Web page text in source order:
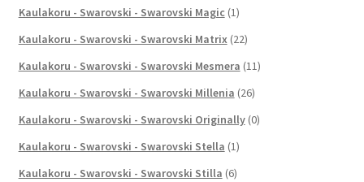
Kaulakoru - Swarovski - Swarovski Magic (1)
Kaulakoru - Swarovski - Swarovski Matrix (22)
Kaulakoru - Swarovski - Swarovski Mesmera (11)
Kaulakoru - Swarovski - Swarovski Millenia (26)
Kaulakoru - Swarovski - Swarovski Originally (0)
Kaulakoru - Swarovski - Swarovski Stella (1)
Kaulakoru - Swarovski - Swarovski Stilla (6)